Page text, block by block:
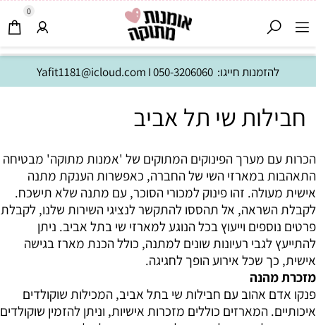
להזמנות חייגו: Yafit1181@icloud.com I050-3206060
0
חבילות שי תל אביב
הכרות עם מערך הפינוקים המתוקים של 'אמנות מתוקה' מבטיחה
התאהבות במארזי השי של החברה, כאפשרות הענקת מתנה
אישית מעולה. זהו פינוק למכורי הסוכר, עם מתנה שלא תישכח.
לקבלת השראה, אל תהססו להתקשר לנציגי השירות שלנו, לקבלת
פרטים נוספים וייעוץ בכל הנוגע למארזי שי בתל אביב. ניתן
להתייעץ לגבי רעיונות שונים למתנה, כולל הכנת מארז בגישה
אישית, כך שכל אירוע הופך לחגיגה.
מזכרת מהנה
פנקו אדם אהוב עם חבילות שי בתל אביב, המכילות שוקולדים
איכותיים. המארזים כוללים מזכרות אישיות, וניתן להזמין שוקולדים